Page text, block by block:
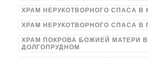
ХРАМ НЕРУКОТВОРНОГО СПАСА В
ХРАМ НЕРУКОТВОРНОГО СПАСА В
ХРАМ ПОКРОВА БОЖИЕЙ МАТЕРИ В
ДОЛГОПРУДНОМ